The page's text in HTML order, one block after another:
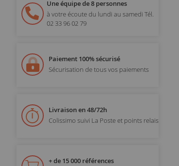
Une équipe de 8 personnes
à votre écoute du lundi au samedi Tél.
02 33 96 02 79
Paiement 100% sécurisé
Sécurisation de tous vos paiements
Livraison en 48/72h
Colissimo suivi La Poste et points relais
+ de 15 000 références